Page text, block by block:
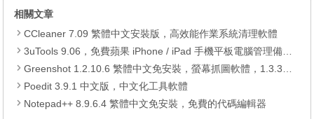
相關文章
CCleaner 7.09 繁體中文安裝版，高效能作業系統清理軟體
3uTools 9.06，免費蘋果 iPhone / iPad 手機平板電腦管理備份還原軟體
Greenshot 1.2.10.6 繁體中文免安裝，螢幕抓圖軟體，1.3.315 安裝版
Poedit 3.9.1 中文版，中文化工具軟體
Notepad++ 8.9.6.4 繁體中文免安裝，免費的代碼編輯器